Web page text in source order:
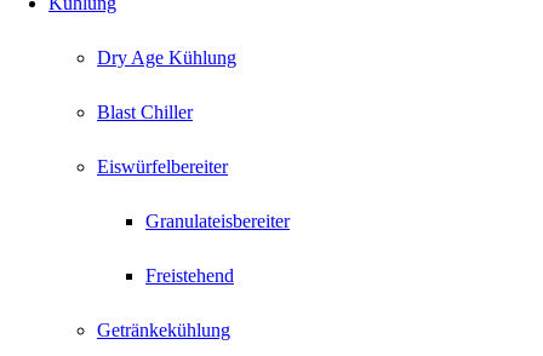
Dry Age Kühlung
Blast Chiller
Eiswürfelbereiter
Granulateisbereiter
Freistehend
Getränkekühlung